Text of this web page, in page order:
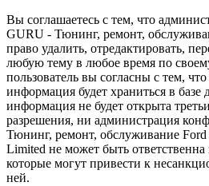
Вы соглашаетесь с тем, что
GURU - Тюнинг, ремонт,
право удалить, отредактировать,
любую тему в любое время по
пользователь вы согласны с тем,
информация будет храниться в базе
информация не будет открыта
разрешения, ни администрация
Тюнинг, ремонт, обслуживание
Limited не может быть ответственна
которые могут привести к
ней.